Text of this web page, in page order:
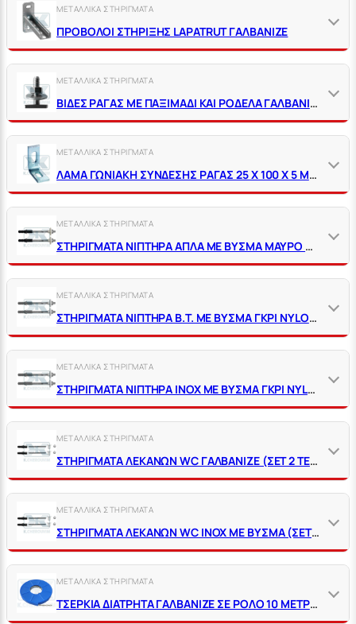
ΜΕΤΑΛΛΙΚΑ ΣΤΗΡΙΓΜΑΤΑ
ΠΡΟΒΟΛΟΙ ΣΤΗΡΙΞΗΣ LΑΡΑΤRUΤ ΓΑΛΒΑΝΙΖΕ
ΜΕΤΑΛΛΙΚΑ ΣΤΗΡΙΓΜΑΤΑ
ΒΙΔΕΣ ΡΑΓΑΣ ΜΕ ΠΑΞΙΜΑΔΙ ΚΑΙ ΡΟΔΕΛΑ ΓΑΛΒΑΝΙΖΕ
ΜΕΤΑΛΛΙΚΑ ΣΤΗΡΙΓΜΑΤΑ
ΛΑΜΑ ΓΩΝΙΑΚΗ ΣΥΝΔΕΣΗΣ ΡΑΓΑΣ 25 Χ 100 Χ 5 ΜΕ 2 ΤΡΥΠΕΣ ΓΑΛΒΑΝΙΖΕ
ΜΕΤΑΛΛΙΚΑ ΣΤΗΡΙΓΜΑΤΑ
ΣΤΗΡΙΓΜΑΤΑ ΝΙΠΤΗΡΑ ΑΠΛΑ ΜΕ ΒΥΣΜΑ ΜΑΥΡΟ ΠΛΑΣΤΙΚΟ (ΣΕΤ 2 ΤΕΜ)
ΜΕΤΑΛΛΙΚΑ ΣΤΗΡΙΓΜΑΤΑ
ΣΤΗΡΙΓΜΑΤΑ ΝΙΠΤΗΡΑ Β.Τ. ΜΕ ΒΥΣΜΑ ΓΚΡΙ NYLON (ΣΕΤ 2 ΤΕΜ)
ΜΕΤΑΛΛΙΚΑ ΣΤΗΡΙΓΜΑΤΑ
ΣΤΗΡΙΓΜΑΤΑ ΝΙΠΤΗΡΑ ΙΝΟΧ ΜΕ ΒΥΣΜΑ ΓΚΡΙ NYLON (ΣΕΤ 2 ΤΕΜ)
ΜΕΤΑΛΛΙΚΑ ΣΤΗΡΙΓΜΑΤΑ
ΣΤΗΡΙΓΜΑΤΑ ΛΕΚΑΝΩΝ WC ΓΑΛΒΑΝΙΖΕ (ΣΕΤ 2 ΤΕΜ)
ΜΕΤΑΛΛΙΚΑ ΣΤΗΡΙΓΜΑΤΑ
ΣΤΗΡΙΓΜΑΤΑ ΛΕΚΑΝΩΝ WC ΙΝΟΧ ΜΕ ΒΥΣΜΑ (ΣΕΤ 2 ΤΕΜ)
ΜΕΤΑΛΛΙΚΑ ΣΤΗΡΙΓΜΑΤΑ
ΤΣΕΡΚΙΑ ΔΙΑΤΡΗΤΑ ΓΑΛΒΑΝΙΖΕ ΣΕ ΡΟΛΟ 10 ΜΕΤΡΩΝ